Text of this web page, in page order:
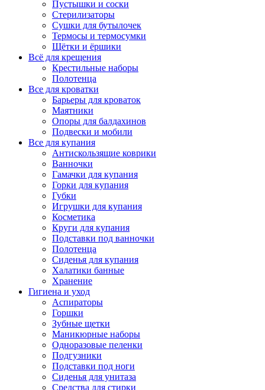
Пустышки и соски
Стерилизаторы
Сушки для бутылочек
Термосы и термосумки
Щётки и ёршики
Всё для крещения
Крестильные наборы
Полотенца
Все для кроватки
Барьеры для кроваток
Маятники
Опоры для балдахинов
Подвески и мобили
Все для купания
Антискользящие коврики
Ванночки
Гамачки для купания
Горки для купания
Губки
Игрушки для купания
Косметика
Круги для купания
Подставки под ванночки
Полотенца
Сиденья для купания
Халатики банные
Хранение
Гигиена и уход
Аспираторы
Горшки
Зубные щетки
Маникюрные наборы
Одноразовые пеленки
Подгузники
Подставки под ноги
Сиденья для унитаза
Средства для стирки